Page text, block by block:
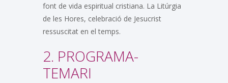
font de vida espiritual cristiana. La Litúrgia
de les Hores, celebració de Jesucrist
ressuscitat en el temps.
2. PROGRAMA-
TEMARI